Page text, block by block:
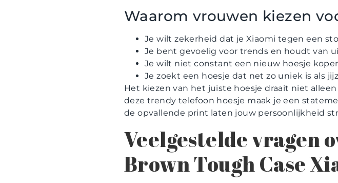
Waarom vrouwen kiezen
Je wilt zekerheid dat je Xiaomi tegen een
Je bent gevoelig voor trends en houdt van
Je wilt niet constant een nieuw hoesje
Je zoekt een hoesje dat net zo uniek is als
Het kiezen van het juiste hoesje draait niet
deze trendy telefoon hoesje maak je een
de opvallende print laten jouw persoonlijkheid
Veelgestelde vragen
Brown Tough Case